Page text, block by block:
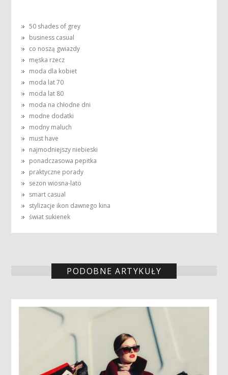
50 shades of grey
business casual
co noszą gwiazdy
męska rzecz
moda dla kobiet
moda lat 70
moda lat 80
moda na chłodne dni
modne dodatki
modny maluch
must have
najmodniejszy niebieski
ponadczasowa pepitka
praktyczne porady
sezon wiosna-lato
smart casual
stylizacje ikon dawnego kina
świat sukienek
PODOBNE ARTYKUŁY